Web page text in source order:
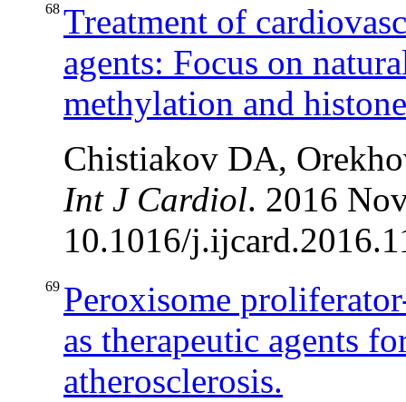
68 Treatment of
agents: Focus on
methylation and
Chistiakov DA,
Int J Cardiol. 2016
10.1016/
69 Peroxisome
as therapeutic agents
atherosclerosis.